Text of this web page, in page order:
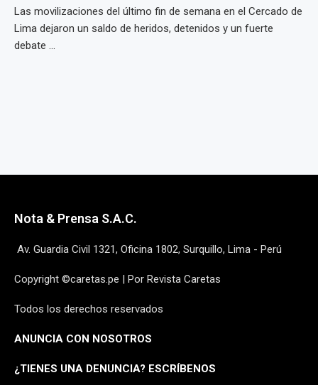
Las movilizaciones del último fin de semana en el Cercado de
Lima dejaron un saldo de heridos, detenidos y un fuerte
debate ...
Nota & Prensa S.A.C.
Av. Guardia Civil 1321, Oficina 1802, Surquillo, Lima - Perú
Copyright ©caretas.pe | Por Revista Caretas
Todos los derechos reservados
ANUNCIA CON NOSOTROS
¿TIENES UNA DENUNCIA? ESCRÍBENOS